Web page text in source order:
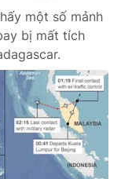
một số mảnh
bị mất tích